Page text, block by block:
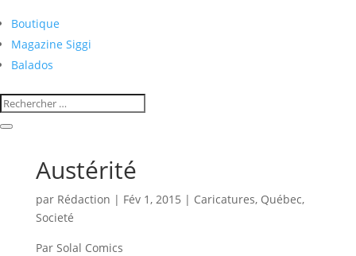
Boutique
Magazine Siggi
Balados
Austérité
par Rédaction | Fév 1, 2015 | Caricatures, Québec,
Societé
Par Solal Comics